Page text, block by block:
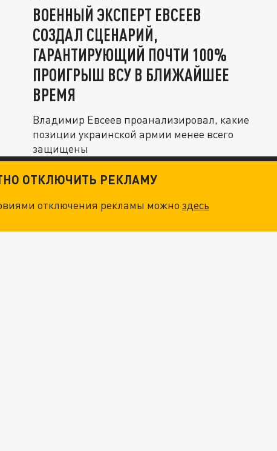
ВОЕННЫЙ ЭКСПЕРТ ЕВСЕЕВ
СОЗДАЛ СЦЕНАРИЙ,
ГАРАНТИРУЮЩИЙ ПОЧТИ 100%
ПРОИГРЫШ ВСУ В БЛИЖАЙШЕЕ
ВРЕМЯ
Владимир Евсеев проанализировал, какие
позиции украинской армии менее всего
защищены
ОТКЛЮЧИТЬ РЕКЛАМУ
отключения рекламы можноздесь